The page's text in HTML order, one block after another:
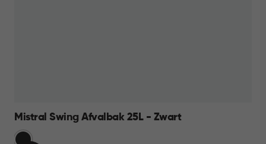
Mistral Swing Afvalbak 25L - Zwart
Zwart